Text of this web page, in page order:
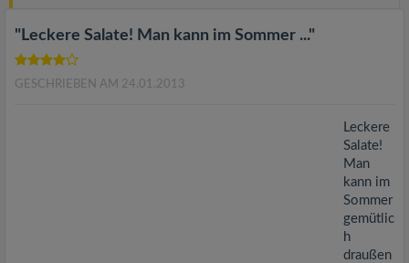
"Leckere Salate! Man kann im Sommer ..."
GESCHRIEBEN AM 24.01.2013
Leckere
Salate!
Man
kann im
Sommer
gemütlic
h
draußen
a
t